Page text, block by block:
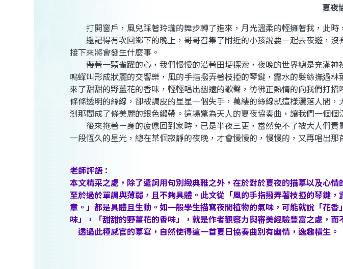
夏夜
打開窗戶，風兒踩著玲瓏的舞步轉了進來，月光溫柔的輕擁著我，此時
還記得有次回鄉下的晚上，哥哥召集了附近的小孩說要ㄧ起去夜遊，沒
接下來將會發生什麼事。
帶著一顆雀躍的心，我們慢慢的沿著田埂探索，夜晚的世界總是充滿神
鳴蟬叫形成狀麗的交響樂，風的手指撥弄著枝掗的琴鍵，露水的髮絲撫過
來了甜甜的野薑花的香味，輕輕唱出幽遠的歌聲，彷彿正熱情的向我們打
條條透明的絲線，卻被調皮的星星一個失手，萬縷的絲線就這樣灑落人間
剎那間成了條美麗的銀色緞帶。這場驚為天人的夏夜協奏曲，讓我們一個個
後來拖著ㄧ身的疲憊回到家時，已是半夜三更，當然免不了被大人們責
一段恆久的星光，總在某個寂靜的夜晚，才會慢慢的，慢慢的，又再唱出那
老師評語：
本文精采之處，除了遣詞用句別緻典雅之外，在於對於夏夜的描摹以及心
至於過於單調與薄弱，且不夠具體。此文從「風的手指撥弄著枝掗的琴鍵
章。」都是具體且生動。如一般學生描寫夜間植物的氣味，可能就說「花
味」，「甜甜的野薑花的香味」，就是作者觀察力與審美經驗豐富之處，而
透過此種感官的摹寫，自然使得這一首夏日協奏曲別有幽情，逸趣橫生。